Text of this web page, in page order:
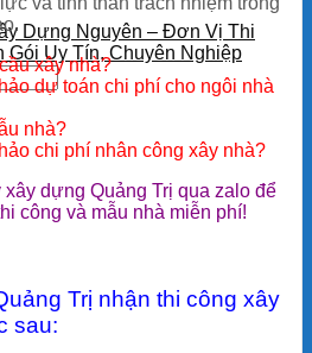
Dựng Nguyên – Đơn Vị Thi
Gói Uy Tín, Chuyên Nghiệp
xây nhà?
dự toán chi phí cho ngôi nhà
nhà?
chi phí nhân công xây nhà?
dựng Quảng Trị qua zalo để
công và mẫu nhà miễn phí!
Trị nhận thi công xây
sau: